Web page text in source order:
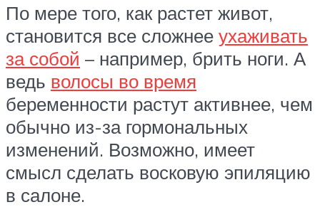
По мере того, как растет живот,
становится все сложнее ухаживать
за собой – например, брить ноги. А
ведь волосы во время
беременности растут активнее, чем
обычно из-за гормональных
изменений. Возможно, имеет
смысл сделать восковую эпиляцию
в салоне.